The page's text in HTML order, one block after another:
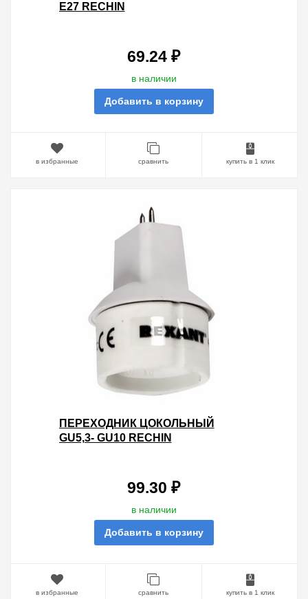
Е27 RECHIN
69.24 ₽
в наличии
Добавить в корзину
в избранные сравнить купить в 1 клик
ПЕРЕХОДНИК ЦОКОЛЬНЫЙ
GU5,3- GU10 RECHIN
99.30 ₽
в наличии
Добавить в корзину
в избранные сравнить купить в 1 клик